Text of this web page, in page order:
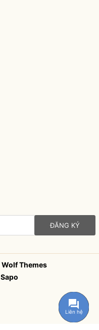
ĐĂNG KÝ
Wolf Themes
Sapo
Liên hệ